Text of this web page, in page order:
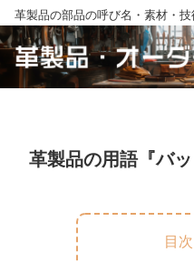
革製品の部品の呼び名・素材・
革製品の用語『バ
目次